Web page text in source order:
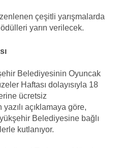
çeşitli yarışmalarda
yarın verilecek.
Belediyesinin Oyuncak
Haftası dolayısıyla 18
ücretsiz
açıklamaya göre,
Belediyesine bağlı
kutlanıyor.